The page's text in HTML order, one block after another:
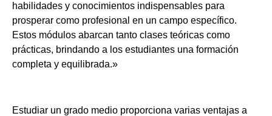
habilidades y conocimientos indispensables para
prosperar como profesional en un campo específico.
Estos módulos abarcan tanto clases teóricas como
prácticas, brindando a los estudiantes una formación
completa y equilibrada.»
Estudiar un grado medio proporciona varias ventajas a